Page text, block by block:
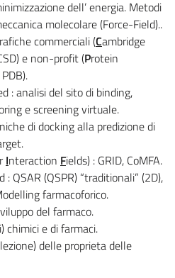
dell’ energia. Metodi
molecolare (Force-Field)..
commerciali (Cambridge
e non-profit (Protein
: analisi del sito di binding,
e screening virtuale.
di docking alla predizione di
Interaction Fields) : GRID, CoMFA.
QSAR (QSPR) “traditionali” (2D),
farmacoforico.
del farmaco.
chimici e di farmaci.
delle proprieta delle